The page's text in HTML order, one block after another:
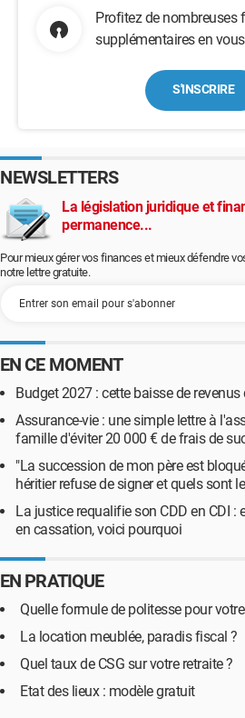
Profitez de nombreuses
supplémentaires en
S'INSCRIRE
NEWSLETTERS
La législation juridique et
permanence...
Pour mieux gérer vos finances et mieux défendre
notre lettre gratuite.
EN CE MOMENT
Budget 2027 : cette baisse de
Assurance-vie : une simple lettre à
famille d'éviter 20 000 € de frais de
"La succession de mon père est
héritier refuse de signer et quels sont
La justice requalifie son CDD en CDI :
en cassation, voici pourquoi
EN PRATIQUE
Quelle formule de politesse pour
La location meublée, paradis fiscal ?
Quel taux de CSG sur votre retraite ?
Etat des lieux : modèle gratuit